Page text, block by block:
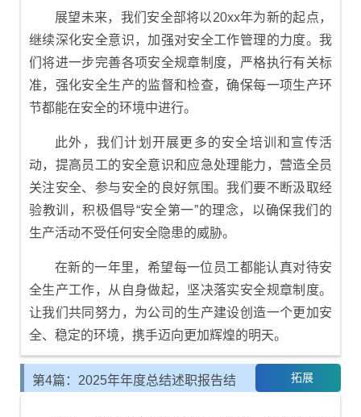
展望未来，我们安全部将以20xx年为新的起点，
继续深化安全意识，加强对安全工作管理的力度。我
们将进一步完善各项安全规章制度，严格执行有关标
准，强化安全生产的监督和检查，确保每一项生产环
节都能在安全的环境中进行。
此外，我们计划开展更多的安全培训和宣传活
动，提高员工的安全意识和应急处理能力，营造全员
关注安全、参与安全的良好氛围。我们要不断汲取经
验教训，积极倡导“安全第一”的理念，以确保我们的
生产活动不受任何安全隐患的威胁。
在新的一年里，希望每一位员工都能认真对待安
全生产工作，从自身做起，坚决落实安全规章制度。
让我们共同努力，为公司的生产建设创造一个更加安
全、稳定的环境，携手迈向更加辉煌的明天。
第4篇：2025年年度总结述职报告结 拓展